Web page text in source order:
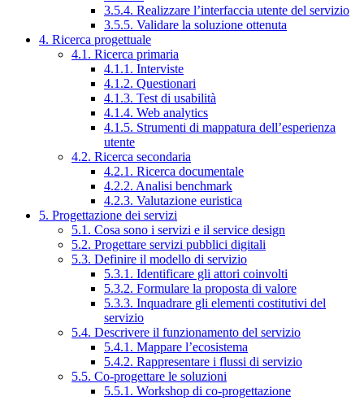
3.5.4. Realizzare l’interfaccia utente del servizio
3.5.5. Validare la soluzione ottenuta
4. Ricerca progettuale
4.1. Ricerca primaria
4.1.1. Interviste
4.1.2. Questionari
4.1.3. Test di usabilità
4.1.4. Web analytics
4.1.5. Strumenti di mappatura dell’esperienza
utente
4.2. Ricerca secondaria
4.2.1. Ricerca documentale
4.2.2. Analisi benchmark
4.2.3. Valutazione euristica
5. Progettazione dei servizi
5.1. Cosa sono i servizi e il service design
5.2. Progettare servizi pubblici digitali
5.3. Definire il modello di servizio
5.3.1. Identificare gli attori coinvolti
5.3.2. Formulare la proposta di valore
5.3.3. Inquadrare gli elementi costitutivi del
servizio
5.4. Descrivere il funzionamento del servizio
5.4.1. Mappare l’ecosistema
5.4.2. Rappresentare i flussi di servizio
5.5. Co-progettare le soluzioni
5.5.1. Workshop di co-progettazione